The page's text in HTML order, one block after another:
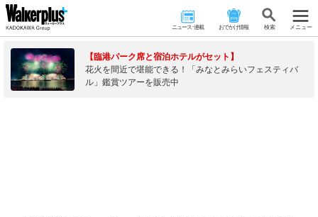
ニュース･連載 おでかけ情報 検 索 メニュー
【臨港パーク席と宿泊ホテルがセット】
花火を間近で堪能できる！「みなとみらいフェスティバ
ル」鑑賞ツアーを販売中